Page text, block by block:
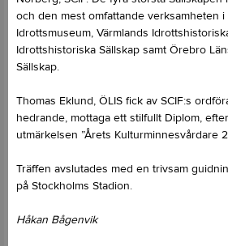
och den mest omfattande verksamheten
Idrottsmuseum, Värmlands
Idrottshistoriska Sällskap samt Örebro
Sällskap.
Thomas Eklund, ÖLIS fick av SCIF:s
hedrande, mottaga ett stilfullt Diplom,
utmärkelsen ”Årets Kulturminnesvårdare
Träffen avslutades med en trivsam
på Stockholms Stadion.
Håkan Bågenvik